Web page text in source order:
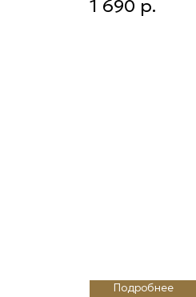
золотого бисера 9
1 690 р.
Подробнее